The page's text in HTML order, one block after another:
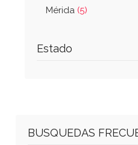
Mérida (5)
Estado
BUSQUEDAS